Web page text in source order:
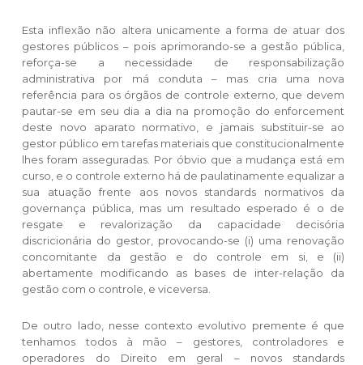
Esta inflexão não altera unicamente a forma de atuar dos
gestores públicos – pois aprimorando-se a gestão pública,
reforça-se a necessidade de responsabilização
administrativa por má conduta – mas cria uma nova
referência para os órgãos de controle externo, que devem
pautar-se em seu dia a dia na promoção do enforcement
deste novo aparato normativo, e jamais substituir-se ao
gestor público em tarefas materiais que constitucionalmente
lhes foram asseguradas. Por óbvio que a mudança está em
curso, e o controle externo há de paulatinamente equalizar a
sua atuação frente aos novos standards normativos da
governança pública, mas um resultado esperado é o de
resgate e revalorização da capacidade decisória
discricionária do gestor, provocando-se (i) uma renovação
concomitante da gestão e do controle em si, e (ii)
abertamente modificando as bases de inter-relação da
gestão com o controle, e viceversa.
De outro lado, nesse contexto evolutivo premente é que
tenhamos todos à mão – gestores, controladores e
operadores do Direito em geral – novos standards